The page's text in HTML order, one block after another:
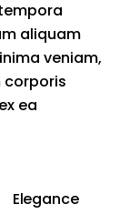
aliquam
veniam,
corporis
ea
Elegance